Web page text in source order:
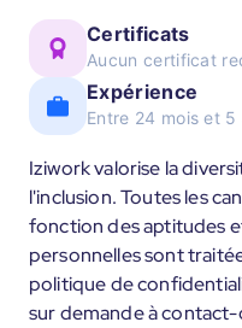
Certificats
Aucun certificat
Expérience
Entre 24 mois et 5
Iziwork valorise la
l'inclusion. Toutes les
fonction des aptitudes
personnelles sont
politique de
sur demande à